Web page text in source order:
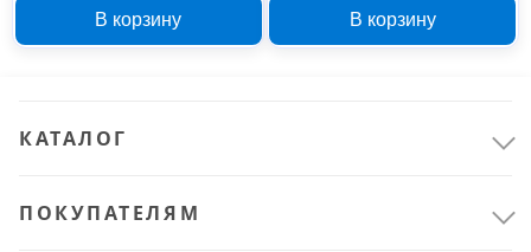
коричневая 20801391
В корзину В корзину
КАТАЛОГ
ПОКУПАТЕЛЯМ